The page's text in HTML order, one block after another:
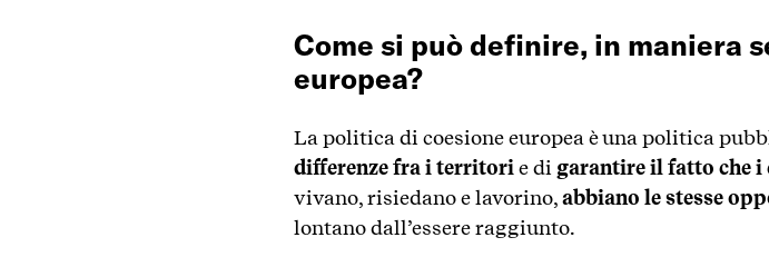
Come si può definire, in maniera
europea?
La politica di coesione europea è una politica
differenze fra i territori e di garantire il fatto che
vivano, risiedano e lavorino,abbiano le stesse
lontano dall’essere raggiunto.